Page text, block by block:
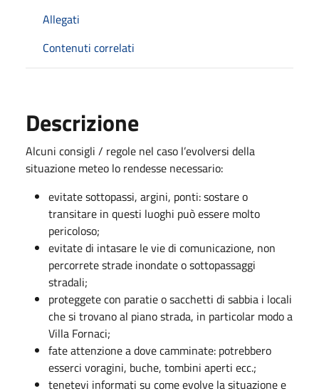
Allegati
Contenuti correlati
Descrizione
Alcuni consigli / regole nel caso l’evolversi della
situazione meteo lo rendesse necessario:
evitate sottopassi, argini, ponti: sostare o
transitare in questi luoghi può essere molto
pericoloso;
evitate di intasare le vie di comunicazione, non
percorrete strade inondate o sottopassaggi
stradali;
proteggete con paratie o sacchetti di sabbia i locali
che si trovano al piano strada, in particolar modo a
Villa Fornaci;
fate attenzione a dove camminate: potrebbero
esserci voragini, buche, tombini aperti ecc.;
tenetevi informati su come evolve la situazione e